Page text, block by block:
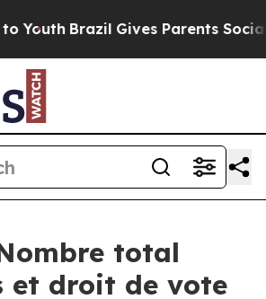
Youth Brazil Gives Parents Social
total
et droit de vote